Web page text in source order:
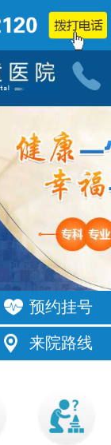
小儿神经
智力低下
智力发育
缓
四肢抽搐
按症状
常流口水
预约挂号
来院路线